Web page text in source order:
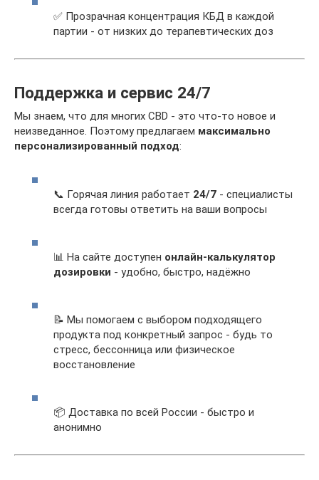
✅ Прозрачная концентрация КБД в каждой
партии - от низких до терапевтических доз
Поддержка и сервис 24/7
Мы знаем, что для многих CBD - это что-то новое и
неизведанное. Поэтому предлагаем максимально
персонализированный подход:
📞 Горячая линия работает 24/7 - специалисты
всегда готовы ответить на ваши вопросы
📊 На сайте доступен онлайн-калькулятор
дозировки - удобно, быстро, надёжно
📝 Мы помогаем с выбором подходящего
продукта под конкретный запрос - будь то
стресс, бессонница или физическое
восстановление
📦 Доставка по всей России - быстро и
анонимно